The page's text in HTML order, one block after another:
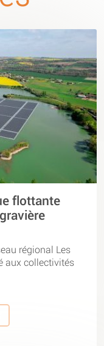
flottante
régional Les
aux collectivités